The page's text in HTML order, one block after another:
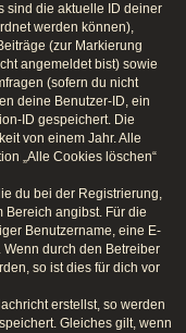
sind die aktuelle ID deiner
werden können),
(zur Markierung
angemeldet bist) sowie
(sofern du nicht
deine Benutzer-ID, ein
ID gespeichert. Die
von einem Jahr. Alle
„Alle Cookies löschen“
du bei der Registrierung,
angibst. Für die
Benutzername, eine E-
durch den Betreiber
so ist dies für dich vor
erstellst, so werden
Gleiches gilt, wenn